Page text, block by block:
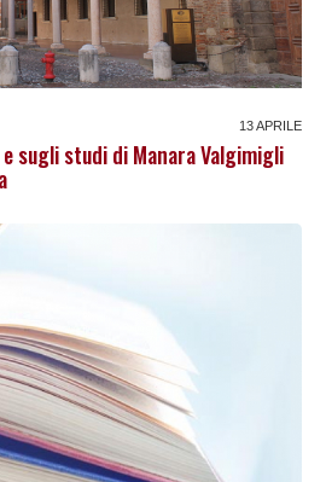
13 APRILE
sugli studi di Manara Valgimigli